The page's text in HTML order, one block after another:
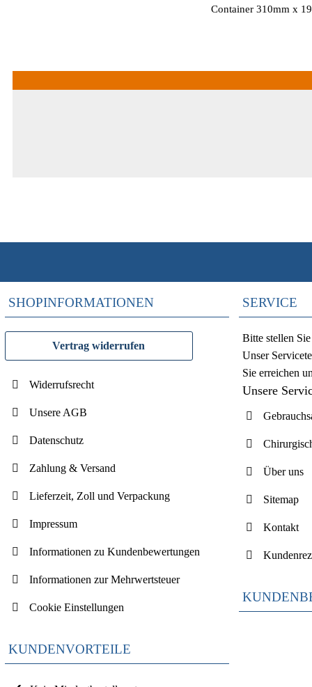
Container 310mm x
SHOPINFORMATIONEN
Vertrag widerrufen
Widerrufsrecht
Unsere AGB
Datenschutz
Zahlung & Versand
Lieferzeit, Zoll und Verpackung
Impressum
Informationen zu Kundenbewertungen
Informationen zur Mehrwertsteuer
Cookie Einstellungen
KUNDENVORTEILE
SERVICE
Bitte stellen
Unser
Sie erreichen
Unsere
Über uns
Sitemap
Kontakt